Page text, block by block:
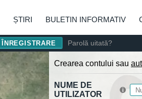
ȘTIRI BULETIN INFORMATIV
ÎNREGISTRARE Parolă uitată?
Crearea contului sau
NUME DE
UTILIZATOR